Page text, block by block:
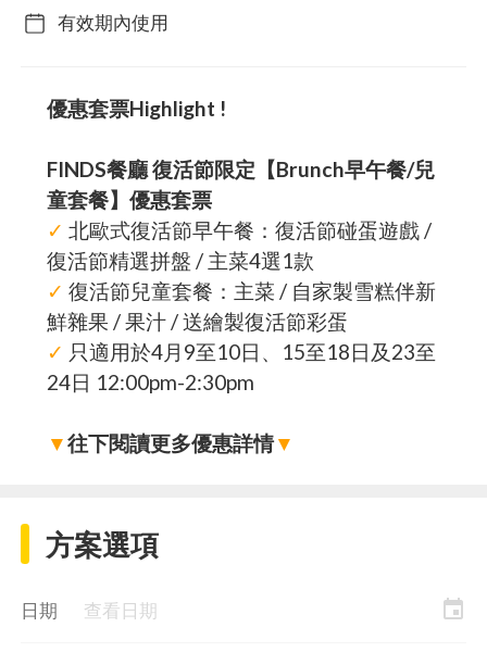
有效期內使用
優惠套票Highlight !
FINDS餐廳 復活節限定【Brunch早午餐/兒
童套餐】優惠套票
✓ 北歐式復活節早午餐：復活節碰蛋遊戲 /
復活節精選拼盤 / 主菜4選1款
✓ 復活節兒童套餐：主菜 / 自家製雪糕伴新
鮮雜果 / 果汁 / 送繪製復活節彩蛋
✓ 只適用於4月9至10日、15至18日及23至
24日 12:00pm-2:30pm
▼往下閱讀更多優惠詳情▼
方案選項
日期 查看日期 event